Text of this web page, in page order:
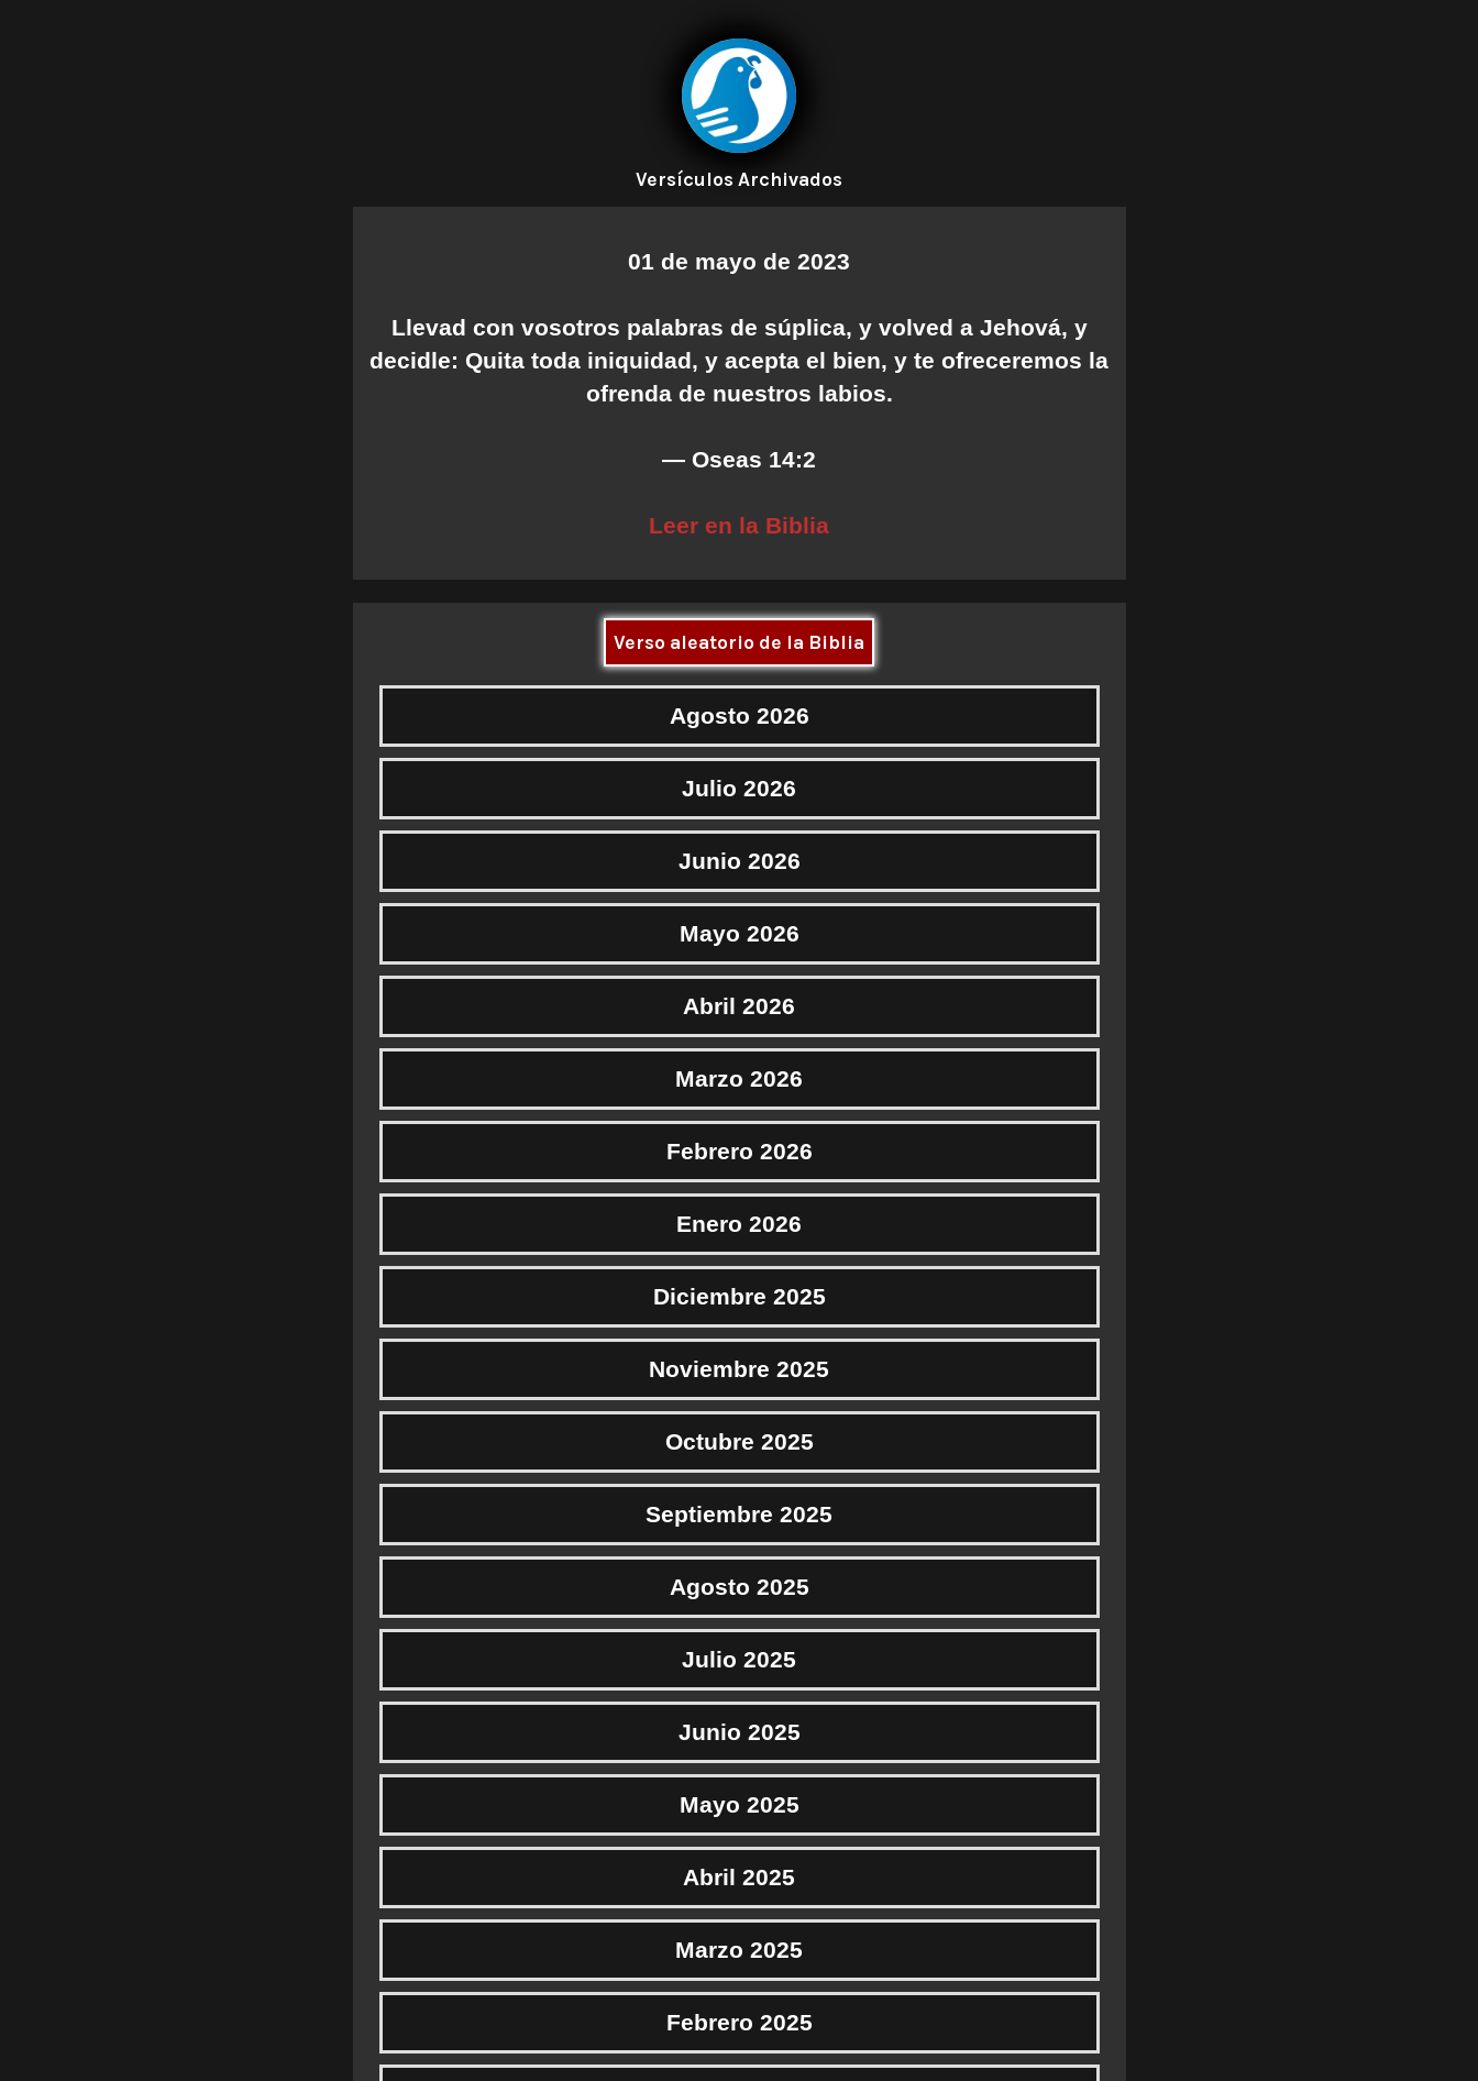
Versículos Archivados
01 de mayo de 2023
Llevad con vosotros palabras de súplica, y volved a Jehová, y
decidle: Quita toda iniquidad, y acepta el bien, y te ofreceremos la
ofrenda de nuestros labios.
— Oseas 14:2
Leer en la Biblia
Verso aleatorio de la Biblia
Agosto 2026
Julio 2026
Junio 2026
Mayo 2026
Abril 2026
Marzo 2026
Febrero 2026
Enero 2026
Diciembre 2025
Noviembre 2025
Octubre 2025
Septiembre 2025
Agosto 2025
Julio 2025
Junio 2025
Mayo 2025
Abril 2025
Marzo 2025
Febrero 2025